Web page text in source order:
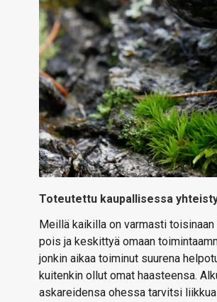
Toteutettu kaupallisessa
Meillä kaikilla on varmasti
pois ja keskittyä omaan
jonkin aikaa toiminut suurena
kuitenkin ollut omat haasteensa.
askareidensa ohessa tarvitsi